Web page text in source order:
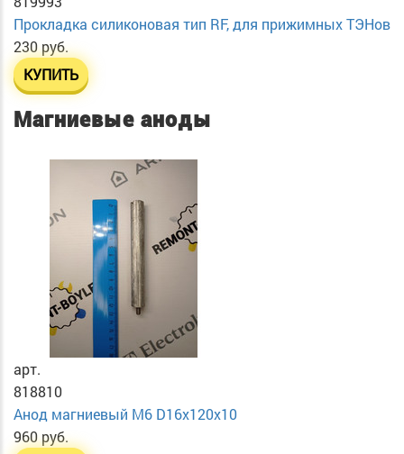
Прокладка силиконовая тип RF, для прижимных ТЭНов
230 руб.
КУПИТЬ
Магниевые аноды
арт.
818810
Анод магниевый М6 D16х120х10
960 руб.